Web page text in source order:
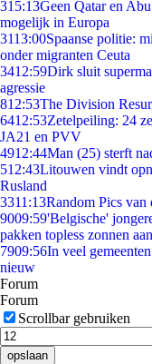
315:13Geen Qatar en
mogelijk in Europa
3113:00Spaanse politie:
onder migranten Ceuta
3412:59Dirk sluit
agressie
812:53The Division
6412:53Zetelpeiling: 24
JA21 en PVV
4912:44Man (25) sterft
512:43Litouwen vindt
Rusland
3311:13Random Pics van
9009:59'Belgische'
pakken topless zonnen aan
7909:56In veel
nieuw
Forum
Forum
Scrollbar gebruiken
opslaan